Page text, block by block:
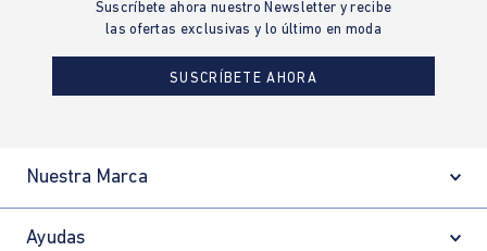
Suscríbete ahora nuestro Newsletter y recibe
las ofertas exclusivas y lo último en moda
SUSCRÍBETE AHORA
Nuestra Marca
Ayudas